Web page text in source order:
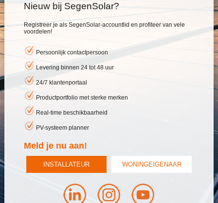
Nieuw bij SegenSolar?
Registreer je als SegenSolar-accountlid en profiteer van vele
voordelen!
Persoonlijk contactpersoon
Levering binnen 24 tot 48 uur
24/7 klantenportaal
Productportfolio met sterke merken
Real-time beschikbaarheid
PV-systeem planner
Meld je nu aan!
INSTALLATEUR WONINGEIGENAAR